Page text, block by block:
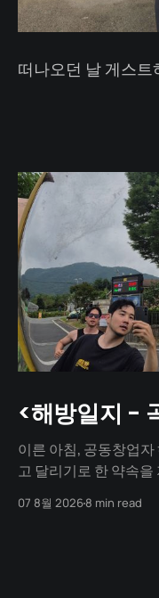
떠나오던 날 게스트
<해방일지 -
이른 아침, 공동창업
고 달리기로 한 약속을 지
으로 쭉 뻗은 메타세쿼
07 8월 20268 min read